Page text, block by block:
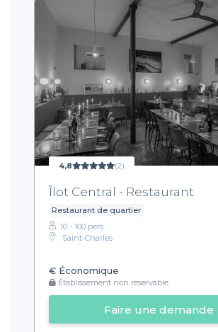
4,8 (2)
Îlot Central - Restaurant
Restaurant de quartier
10 - 100 pers.
Saint-Charles
€ Économique
Établissement non réservable
Faire une demande